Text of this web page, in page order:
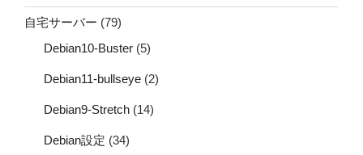
自宅サーバー (79)
Debian10-Buster (5)
Debian11-bullseye (2)
Debian9-Stretch (14)
Debian設定 (34)